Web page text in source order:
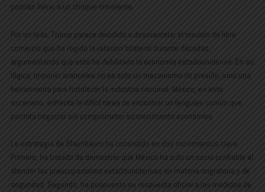
podrían llevar a un choque inminente.
Por un lado, Trump parece decidido a desmantelar el modelo de libre
comercio que ha regido la relación bilateral durante décadas,
argumentando que este ha debilitado la economía estadounidense. En su
lógica, imponer aranceles no es solo un mecanismo de presión, sino una
herramienta para fortalecer la industria nacional. México, en este
escenario, enfrenta la difícil tarea de encontrar un lenguaje común que
permita negociar sin comprometer su crecimiento económico.
La estrategia de Sheinbaum ha consistido en dos movimientos clave.
Primero, ha tratado de demostrar que México ha sido un socio confiable al
atender las preocupaciones estadounidenses en materia migratoria y de
seguridad. Segundo, ha pospuesto su respuesta oficial a las medidas de